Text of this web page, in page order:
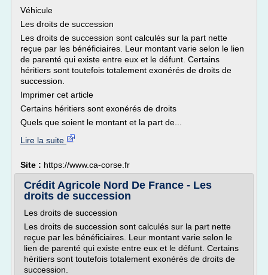
Véhicule
Les droits de succession
Les droits de succession sont calculés sur la part nette
reçue par les bénéficiaires. Leur montant varie selon le lien
de parenté qui existe entre eux et le défunt. Certains
héritiers sont toutefois totalement exonérés de droits de
succession.
Imprimer cet article
Certains héritiers sont exonérés de droits
Quels que soient le montant et la part de...
Lire la suite
Site : https://www.ca-corse.fr
Crédit Agricole Nord De France - Les
droits de succession
Les droits de succession
Les droits de succession sont calculés sur la part nette
reçue par les bénéficiaires. Leur montant varie selon le
lien de parenté qui existe entre eux et le défunt. Certains
héritiers sont toutefois totalement exonérés de droits de
succession.